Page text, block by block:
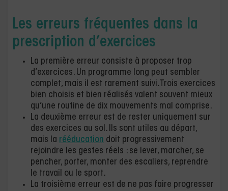
Les erreurs fréquentes dans la
prescription d’exercices
La première erreur consiste à proposer trop
d’exercices. Un programme long peut sembler
complet, mais il est rarement suivi. Trois exercices
bien choisis et bien réalisés valent souvent mieux
qu’une routine de dix mouvements mal comprise.
La deuxième erreur est de rester uniquement sur
des exercices au sol. Ils sont utiles au départ,
mais la rééducation doit progressivement
rejoindre les gestes réels : se lever, marcher, se
pencher, porter, monter des escaliers, reprendre
le travail ou le sport.
La troisième erreur est de ne pas faire progresser